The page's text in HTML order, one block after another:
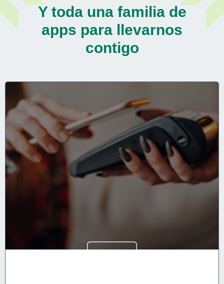
Y toda una familia de
apps para llevarnos
contigo